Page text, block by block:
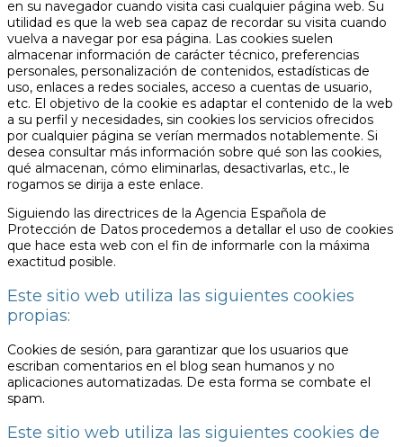
en su navegador cuando visita casi cualquier página web. Su
utilidad es que la web sea capaz de recordar su visita cuando
vuelva a navegar por esa página. Las cookies suelen
almacenar información de carácter técnico, preferencias
personales, personalización de contenidos, estadísticas de
uso, enlaces a redes sociales, acceso a cuentas de usuario,
etc. El objetivo de la cookie es adaptar el contenido de la web
a su perfil y necesidades, sin cookies los servicios ofrecidos
por cualquier página se verían mermados notablemente. Si
desea consultar más información sobre qué son las cookies,
qué almacenan, cómo eliminarlas, desactivarlas, etc., le
rogamos se dirija a este enlace.
Siguiendo las directrices de la Agencia Española de
Protección de Datos procedemos a detallar el uso de cookies
que hace esta web con el fin de informarle con la máxima
exactitud posible.
Este sitio web utiliza las siguientes cookies
propias:
Cookies de sesión, para garantizar que los usuarios que
escriban comentarios en el blog sean humanos y no
aplicaciones automatizadas. De esta forma se combate el
spam.
Este sitio web utiliza las siguientes cookies de